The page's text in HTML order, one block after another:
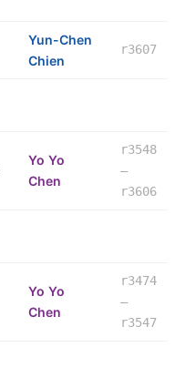
Yun-Chen
Chien
r3607
Yo Yo
Chen
r3548
–
r3606
Yo Yo
Chen
r3474
–
r3547